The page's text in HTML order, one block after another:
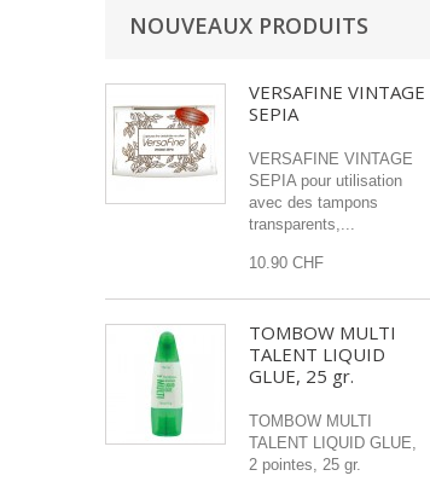
NOUVEAUX PRODUITS
VERSAFINE VINTAGE
SEPIA
VERSAFINE VINTAGE
SEPIA pour utilisation
avec des tampons
transparents,...
10.90 CHF
TOMBOW MULTI
TALENT LIQUID
GLUE, 25 gr.
TOMBOW MULTI
TALENT LIQUID GLUE,
2 pointes, 25 gr.